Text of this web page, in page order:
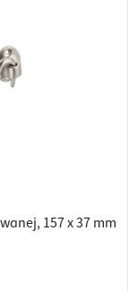
157 x 37 mm